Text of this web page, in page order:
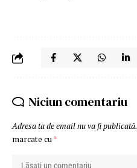
Niciun comentariu
Adresa ta de email nu va fi publicată.
marcate cu*